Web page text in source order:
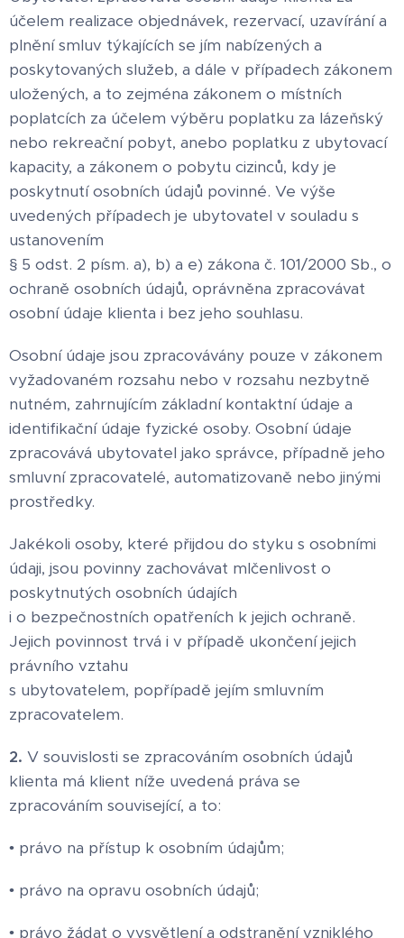
účelem realizace objednávek, rezervací, uzavírání a
plnění smluv týkajících se jím nabízených a
poskytovaných služeb, a dále v případech zákonem
uložených, a to zejména zákonem o místních
poplatcích za účelem výběru poplatku za lázeňský
nebo rekreační pobyt, anebo poplatku z ubytovací
kapacity, a zákonem o pobytu cizinců, kdy je
poskytnutí osobních údajů povinné. Ve výše
uvedených případech je ubytovatel v souladu s
ustanovením
§ 5 odst. 2 písm. a), b) a e) zákona č. 101/2000 Sb., o
ochraně osobních údajů, oprávněna zpracovávat
osobní údaje klienta i bez jeho souhlasu.
Osobní údaje jsou zpracovávány pouze v zákonem
vyžadovaném rozsahu nebo v rozsahu nezbytně
nutném, zahrnujícím základní kontaktní údaje a
identifikační údaje fyzické osoby. Osobní údaje
zpracovává ubytovatel jako správce, případně jeho
smluvní zpracovatelé, automatizovaně nebo jinými
prostředky.
Jakékoli osoby, které přijdou do styku s osobními
údaji, jsou povinny zachovávat mlčenlivost o
poskytnutých osobních údajích
i o bezpečnostních opatřeních k jejich ochraně.
Jejich povinnost trvá i v případě ukončení jejich
právního vztahu
s ubytovatelem, popřípadě jejím smluvním
zpracovatelem.
2. V souvislosti se zpracováním osobních údajů
klienta má klient níže uvedená práva se
zpracováním související, a to:
• právo na přístup k osobním údajům;
• právo na opravu osobních údajů;
• právo žádat o vysvětlení a odstranění vzniklého